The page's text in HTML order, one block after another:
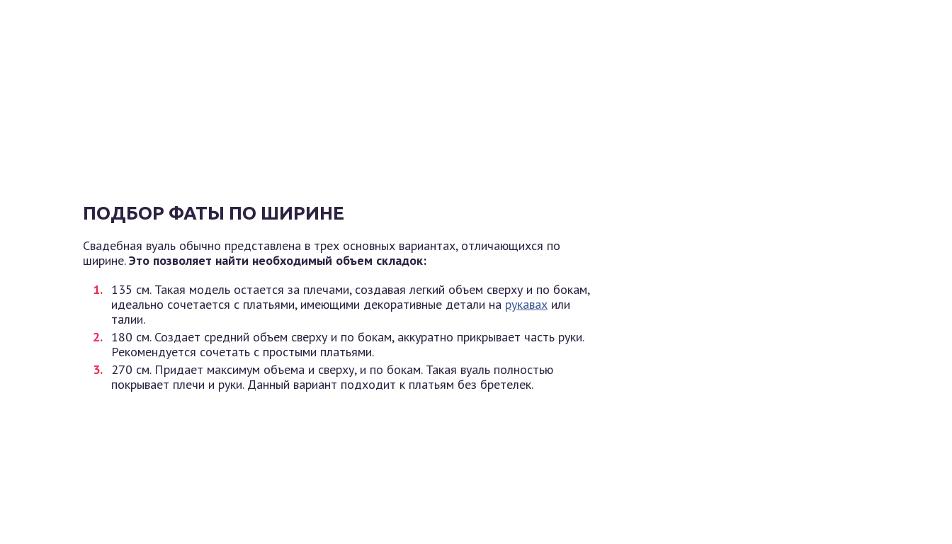
ПОДБОР ФАТЫ ПО ШИРИНЕ
Свадебная вуаль обычно представлена в трех основных вариантах, отличающихся по
ширине.Это позволяет найти необходимый объем складок:
135 см. Такая модель остается за плечами, создавая легкий объем сверху и по бокам,
идеально сочетается с платьями, имеющими декоративные детали на рукавах или
талии.
180 см. Создает средний объем сверху и по бокам, аккуратно прикрывает часть руки.
Рекомендуется сочетать с простыми платьями.
270 см. Придает максимум объема и сверху, и по бокам. Такая вуаль полностью
покрывает плечи и руки. Данный вариант подходит к платьям без бретелек.